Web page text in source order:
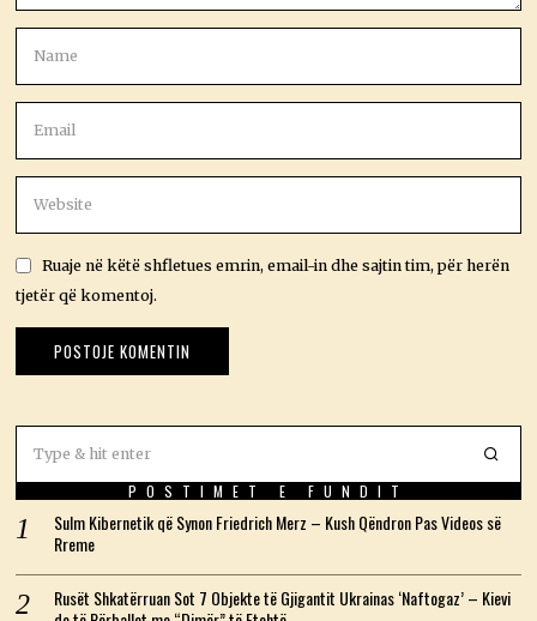
Ruaje në këtë shfletues emrin, email-in dhe sajtin tim, për herën
tjetër që komentoj.
POSTIMET E FUNDIT
Sulm Kibernetik që Synon Friedrich Merz – Kush Qëndron Pas Videos së
Rreme
Rusët Shkatërruan Sot 7 Objekte të Gjigantit Ukrainas ‘Naftogaz’ – Kievi